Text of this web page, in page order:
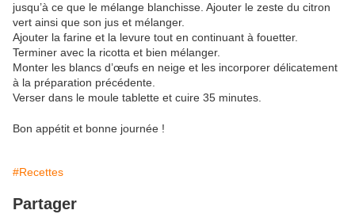
jusqu’à ce que le mélange blanchisse. Ajouter le zeste du citron
vert ainsi que son jus et mélanger.
Ajouter la farine et la levure tout en continuant à fouetter.
Terminer avec la ricotta et bien mélanger.
Monter les blancs d’œufs en neige et les incorporer délicatement
à la préparation précédente.
Verser dans le moule tablette et cuire 35 minutes.
Bon appétit et bonne journée !
#Recettes
Partager